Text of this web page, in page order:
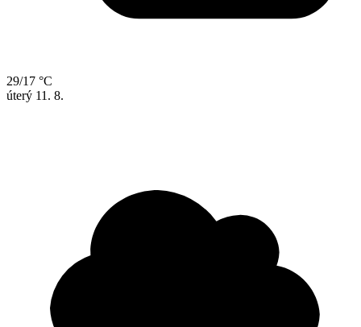
29/17 °C
úterý 11. 8.